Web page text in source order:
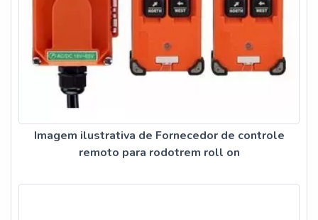
Imagem ilustrativa de Fornecedor de controle
remoto para rodotrem roll on